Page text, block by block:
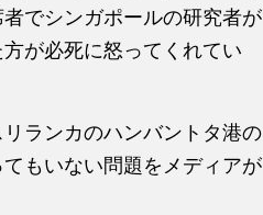
でシンガポールの研究者が
が必死に怒ってくれてい
ランカのハンバントタ港の
もいない問題をメディアが